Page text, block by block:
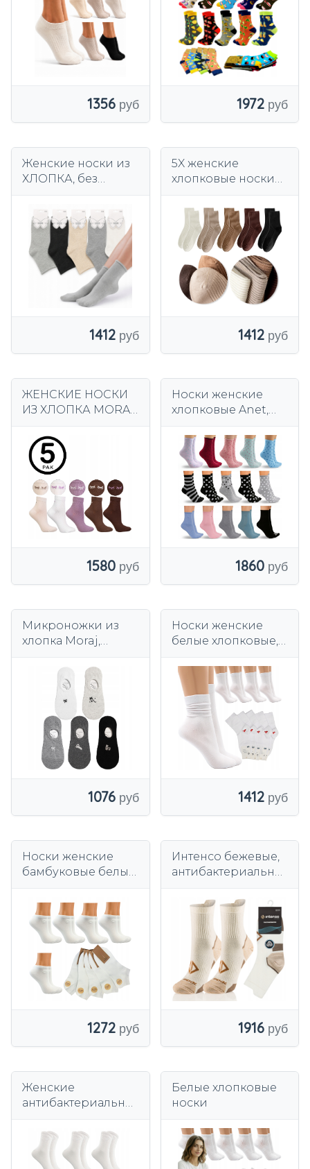
1356 1972
Женские носки из
ХЛОПКА, без
натуральные,
удобные,
ПРЕМИУМ 5
1412
5X женские
хлопковые носки
1412
ЖЕНСКИЕ НОСКИ
ИЗ ХЛОПКА MORAJ
РЕБРУТУ, НАБОР
ИЗ 5 ШТ.
1580
Носки женские
хлопковые Anet,
набор 15 шт.
1860
Микроножки из
хлопка Moraj,
1076
Носки женские
белые хлопковые,
е, недавящие.
1412
Носки женские
бамбуковые белые,
антибактериальны
е, бесшовные.
1272
Интенсо бежевые,
антибактериальны
носки.
1916
Женские
антибактериальны
носки из бамбука.
Белые хлопковые
носки